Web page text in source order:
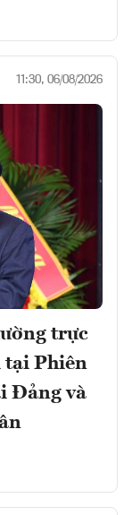
11:30, 06/08/2026
trực
tại Phiên
Đảng và